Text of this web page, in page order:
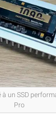
à un SSD
Pro